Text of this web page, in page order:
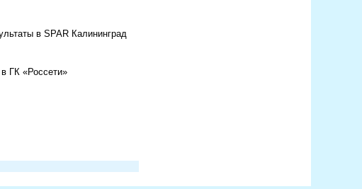
в SPAR Калининград
ГК «Россети»